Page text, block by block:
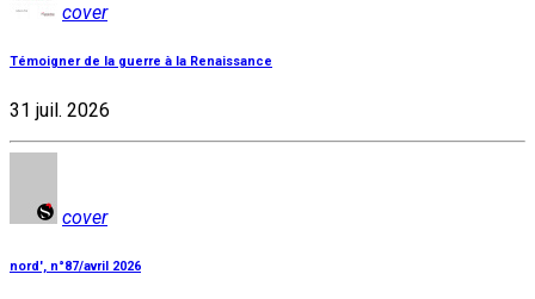
cover
Témoigner de la guerre à la Renaissance
31 juil. 2026
cover
nord', n°87/avril 2026